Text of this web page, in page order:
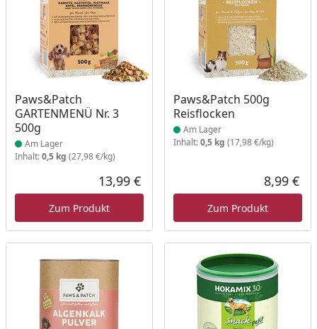
Paws&Patch
GARTENMENÜ Nr. 3
500g
Produkt am Lager
Am Lager
Inhalt:0,5 kg (27,98 €/kg)
Aktueller Preis
13,99 €
Zum Produkt
Paws&Patch 500g
Reisflocken
Produkt am Lager
Am Lager
Inhalt:0,5 kg (17,98 €/kg)
8,99 €
Zum Produkt